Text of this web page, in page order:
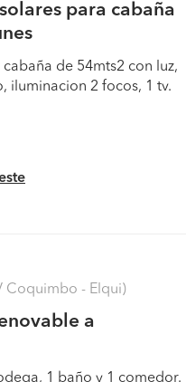
para cabaña
de 54mts2 con luz,
iluminacion 2 focos, 1 tv.
Coquimbo - Elqui)
a
1 baño y 1 comedor.